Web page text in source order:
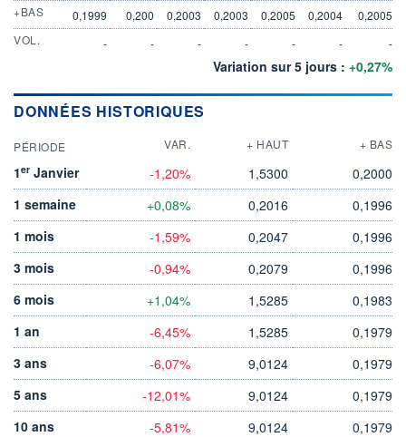
+BAS
0,1999 0,200 0,2003 0,2003 0,2005 0,2004
0,2005
VOL.
- - - - - - -
Variation sur 5 jours : +0,27%
DONNÉES HISTORIQUES
PÉRIODE VAR. + HAUT + BAS
1er Janvier -1,20% 1,5300
0,2000
1 semaine
+0,08% 0,2016
0,1996
1 mois
-1,59% 0,2047
0,1996
3 mois
-0,94% 0,2079
0,1996
6 mois
+1,04% 1,5285
0,1983
1 an
-6,45% 1,5285
0,1979
3 ans
-6,07% 9,0124
0,1979
5 ans
-12,01% 9,0124
0,1979
10 ans
-5,81% 9,0124
0,1979